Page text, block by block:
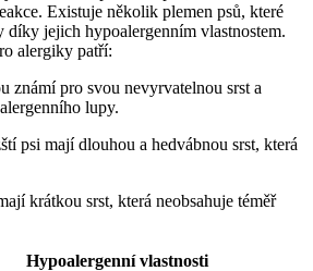
Existuje několik plemen psů,⁤ které
díky jejich‍ hypoalergenním vlastnostem.
alergiky ‌patří:
známí pro ​svou nevyrvatelnou⁤ srst ‌a‍
lupy.
psi mají dlouhou a hedvábnou ‌srst, která
krátkou srst, která‍ neobsahuje ​téměř
Hypoalergenní vlastnosti